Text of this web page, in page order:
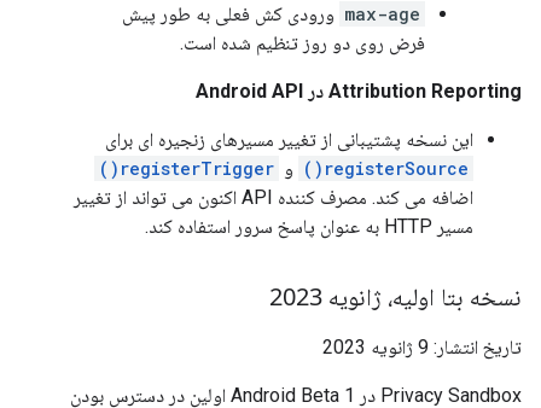
max-age ورودی کش فعلی به طور پیش
فرض روی دو روز تنظیم شده است.
Attribution Reporting در Android API
این نسخه پشتیبانی از تغییر مسیرهای زنجیره ای برای
registerSource()
و registerTrigger()
اضافه می کند. مصرف کننده API اکنون می تواند از تغییر
مسیر HTTP به عنوان پاسخ سرور استفاده کند.
نسخه بتا اولیه، ژانویه 2023
تاریخ انتشار: 9 ژانویه 2023
Privacy Sandbox در Android Beta 1 اولین در دسترس بودن